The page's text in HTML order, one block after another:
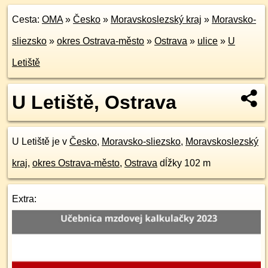
Cesta: OMA» Česko » Moravskoslezský kraj » Moravsko-
sliezsko » okres Ostrava-město » Ostrava » ulice » U
Letiště
U Letiště, Ostrava
U Letiště je v Česko, Moravsko-sliezsko, Moravskoslezský
kraj, okres Ostrava-město, Ostrava dĺžky 102 m
Extra: